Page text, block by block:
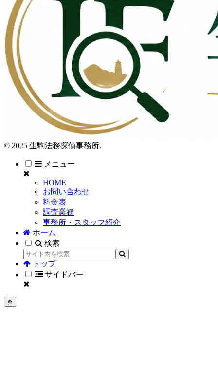
© 2025 生駒法務探偵事務所.
メニュー
HOME
お問い合わせ
料金表
調査業務
事務所・スタッフ紹介
ホーム
検索
トップ
サイドバー